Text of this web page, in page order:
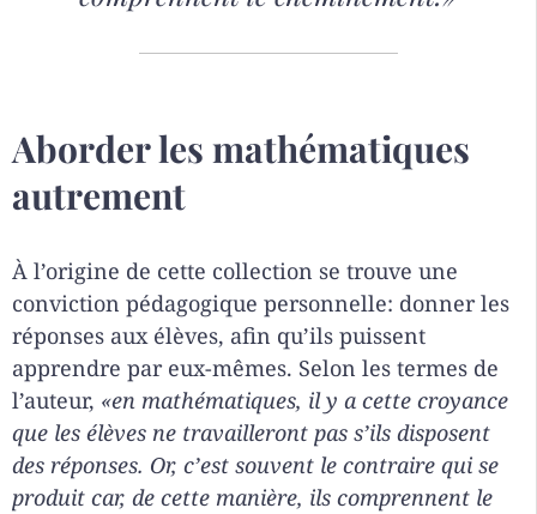
Aborder les mathématiques
autrement
À l’origine de cette collection se trouve une
conviction pédagogique personnelle: donner les
réponses aux élèves, afin qu’ils puissent
apprendre par eux-mêmes. Selon les termes de
l’auteur, «en mathématiques, il y a cette croyance
que les élèves ne travailleront pas s’ils disposent
des réponses. Or, c’est souvent le contraire qui se
produit car, de cette manière, ils comprennent le